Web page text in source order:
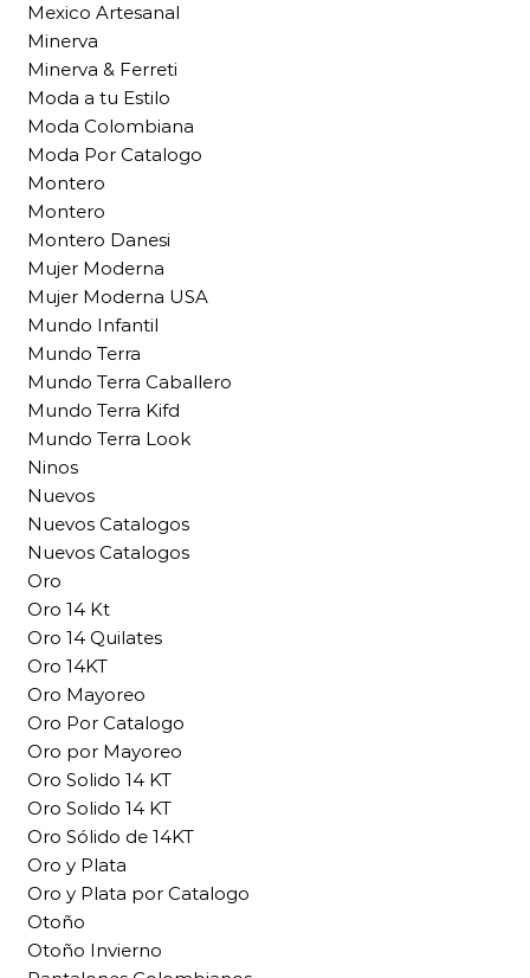
Mexico Artesanal
Minerva
Minerva & Ferreti
Moda a tu Estilo
Moda Colombiana
Moda Por Catalogo
Montero
Montero
Montero Danesi
Mujer Moderna
Mujer Moderna USA
Mundo Infantil
Mundo Terra
Mundo Terra Caballero
Mundo Terra Kifd
Mundo Terra Look
Ninos
Nuevos
Nuevos Catalogos
Nuevos Catalogos
Oro
Oro 14 Kt
Oro 14 Quilates
Oro 14KT
Oro Mayoreo
Oro Por Catalogo
Oro por Mayoreo
Oro Solido 14 KT
Oro Solido 14 KT
Oro Sólido de 14KT
Oro y Plata
Oro y Plata por Catalogo
Otoño
Otoño Invierno